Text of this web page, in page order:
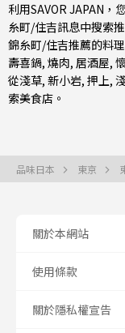
利用SAVOR JAPAN，
糸町/住吉訊息中搜索
錦糸町/住吉推薦的料
壽喜鍋, 燒肉, 居酒屋,
從淺草, 新小岩, 押上,
索美食店。
品味日本 東京
關於本網站
使用條款
關於隱私權宣告